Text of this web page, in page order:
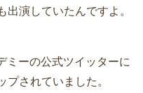
演していたんですよ。
ミーの公式ツイッターに
プされていました。